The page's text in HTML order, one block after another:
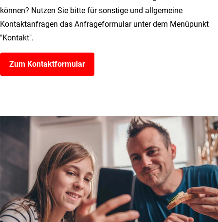
können? Nutzen Sie bitte für sonstige und allgemeine
Kontaktanfragen das Anfrageformular unter dem Menüpunkt
"Kontakt".
Zum Kontaktformular